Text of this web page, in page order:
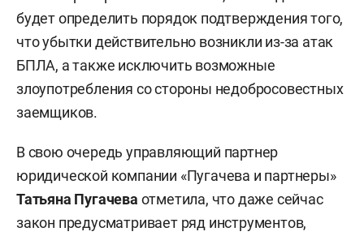
будет определить порядок подтверждения того,
что убытки действительно возникли из-за атак
БПЛА, а также исключить возможные
злоупотребления со стороны недобросовестных
заемщиков.
В свою очередь управляющий партнер
юридической компании «Пугачева и партнеры»
Татьяна Пугачева отметила, что даже сейчас
закон предусматривает ряд инструментов,